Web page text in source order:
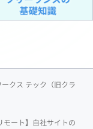
クス テック（旧クラ
モート】自社サイトの